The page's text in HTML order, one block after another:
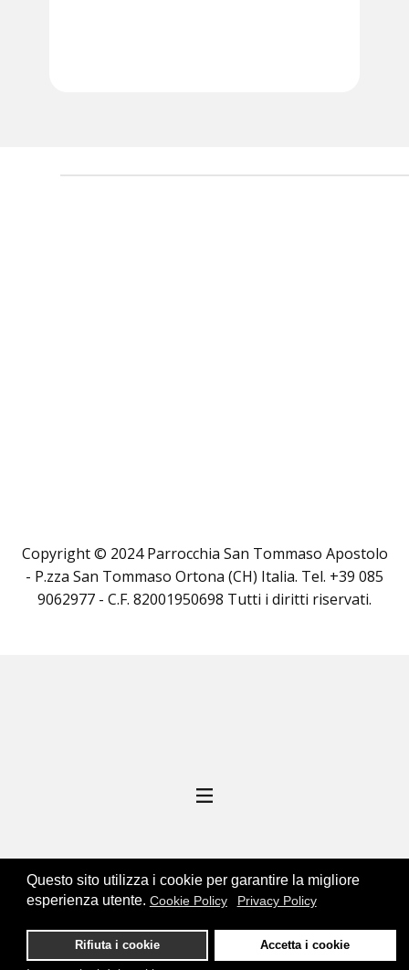
Questo sito utilizza i cookie per garantire la migliore
esperienza utente. Cookie Policy Privacy Policy
Rifiuta i cookie Accetta i cookie
Copyright © 2024 Parrocchia San Tommaso Apostolo
- P.zza San Tommaso Ortona (CH) Italia. Tel. +39 085
9062977 - C.F. 82001950698 Tutti i diritti riservati.